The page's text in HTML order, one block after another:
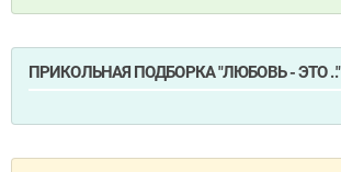
ПРИКОЛЬНАЯ ПОДБОРКА "ЛЮБОВЬ - ЭТО .."